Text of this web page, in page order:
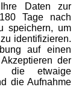
Daten zur
Tage nach
speichern, um
identifizieren.
auf einen
der
die etwaige
die Aufnahme